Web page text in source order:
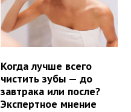
Когда лучше всего
чистить зубы — до
завтрака или после?
Экспертное мнение